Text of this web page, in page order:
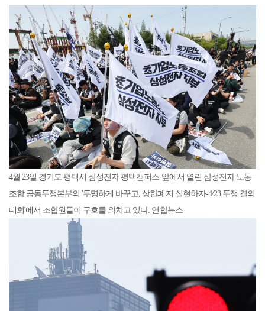
4월 23일 경기도 평택시 삼성전자 평택캠퍼스 앞에서 열린 삼성전자 노동
조합 공동투쟁본부의 '투명하게 바꾸고, 상한폐지 실현하자-4/23 투쟁 결의
대회'에서 조합원들이 구호를 외치고 있다. 연합뉴스